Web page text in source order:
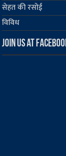
सेहत की रसोई
विविध
Join us at